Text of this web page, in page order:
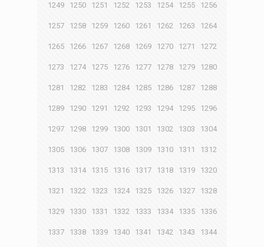
1249 1250 1251 1252 1253 1254 1255 1256
1257 1258 1259 1260 1261 1262 1263 1264
1265 1266 1267 1268 1269 1270 1271 1272
1273 1274 1275 1276 1277 1278 1279 1280
1281 1282 1283 1284 1285 1286 1287 1288
1289 1290 1291 1292 1293 1294 1295 1296
1297 1298 1299 1300 1301 1302 1303 1304
1305 1306 1307 1308 1309 1310 1311 1312
1313 1314 1315 1316 1317 1318 1319 1320
1321 1322 1323 1324 1325 1326 1327 1328
1329 1330 1331 1332 1333 1334 1335 1336
1337 1338 1339 1340 1341 1342 1343 1344